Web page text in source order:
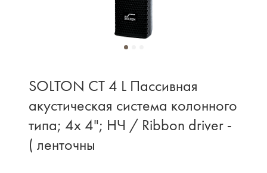
SOLTON CT 4 L Пассивная
акустическая система колонного
типа; 4x 4"; НЧ / Ribbon driver -
( ленточны